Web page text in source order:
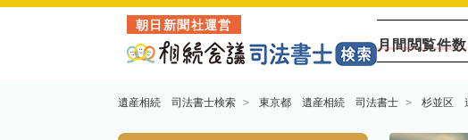
朝日新聞社運営
月間閲覧件数
遺産相続 司法書士検索 東京都 遺産相続 司法書士 杉並区